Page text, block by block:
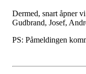
Dermed, snart åpner
Gudbrand, Josef,
PS: Påmeldingen